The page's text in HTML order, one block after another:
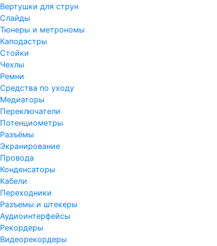
Вертушки для струн
Слайды
Тюнеры и метрономы
Каподастры
Стойки
Чехлы
Ремни
Средства по уходу
Медиаторы
Переключатели
Потенциометры
Разъёмы
Экранирование
Провода
Конденсаторы
Кабели
Переходники
Разъемы и штекеры
Аудиоинтерфейсы
Рекордеры
Видеорекордеры